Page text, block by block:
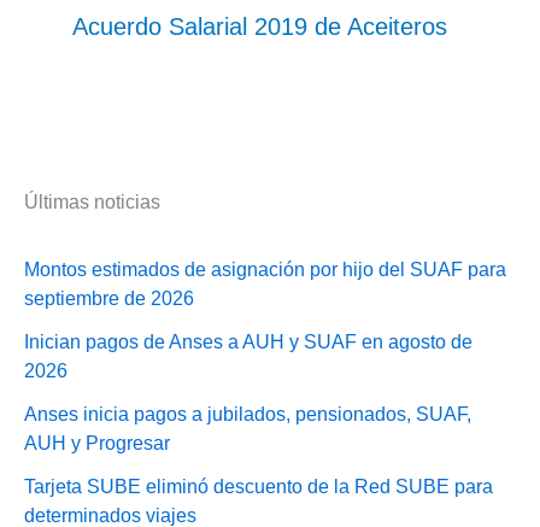
Acuerdo Salarial 2019 de Aceiteros
Últimas noticias
Montos estimados de asignación por hijo del SUAF para
septiembre de 2026
Inician pagos de Anses a AUH y SUAF en agosto de
2026
Anses inicia pagos a jubilados, pensionados, SUAF,
AUH y Progresar
Tarjeta SUBE eliminó descuento de la Red SUBE para
determinados viajes